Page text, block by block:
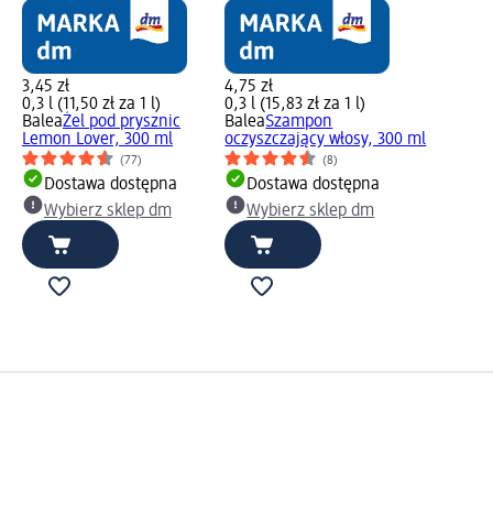
3,45 zł
0,3 l (11,50 zł za 1 l)
BaleaŻel pod prysznic
Lemon Lover, 300 ml
(77)
Dostawa dostępna
Wybierz sklep dm
4,75 zł
0,3 l (15,83 zł za 1 l)
BaleaSzampon
oczyszczający włosy, 300 ml
(8)
Dostawa dostępna
Wybierz sklep dm